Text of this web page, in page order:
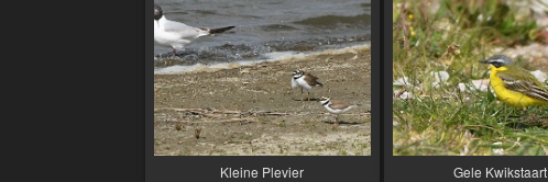
Kleine Plevier Gele Kwikstaart